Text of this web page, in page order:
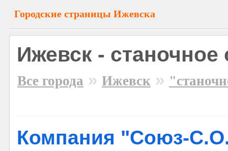
Городские страницы Ижевска
Ижевск -
Все города » Ижевск »
Компания "Союз-